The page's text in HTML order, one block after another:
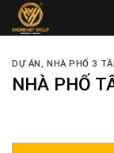
Skip
DỰ ÁN, NHÀ PHỐ 3
NHÀ PHỐ